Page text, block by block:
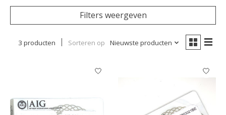
Filters weergeven
3 producten Sorteren op Nieuwste producten